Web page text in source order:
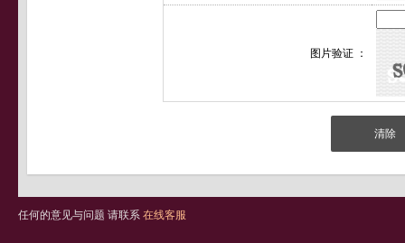
图片验证 ：
任何的意见与问题 请联系 在线客服